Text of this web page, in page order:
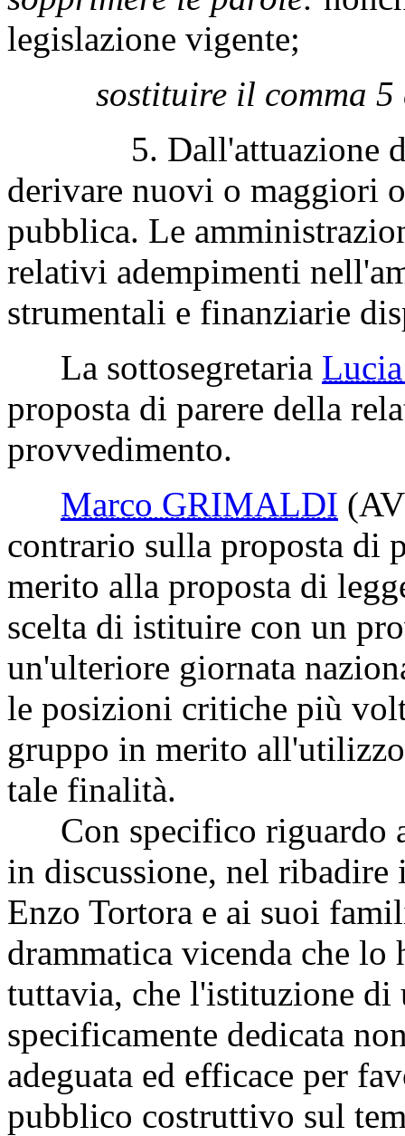
legislazione vigente;
sostituire il comma 5
5. Dall'attuazione
derivare nuovi o maggiori
pubblica. Le
relativi adempimenti
strumentali e finanziarie
La sottosegretaria
proposta di parere della
provvedimento.
Marco GRIMALDI
contrario sulla proposta di
merito alla proposta di
scelta di istituire con un
un'ulteriore giornata
le posizioni critiche più
gruppo in merito
tale finalità.
Con specifico riguardo
in discussione, nel
Enzo Tortora e ai suoi
drammatica vicenda che
tuttavia, che l'istituzione di
specificamente dedicata
adeguata ed efficace per
pubblico costruttivo sul